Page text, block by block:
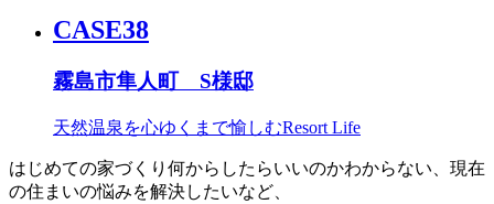
CASE38
霧島市隼人町 S様邸
天然温泉を心ゆくまで愉しむResort Life
はじめての家づくり何からしたらいいのかわからない、現在
の住まいの悩みを解決したいなど、